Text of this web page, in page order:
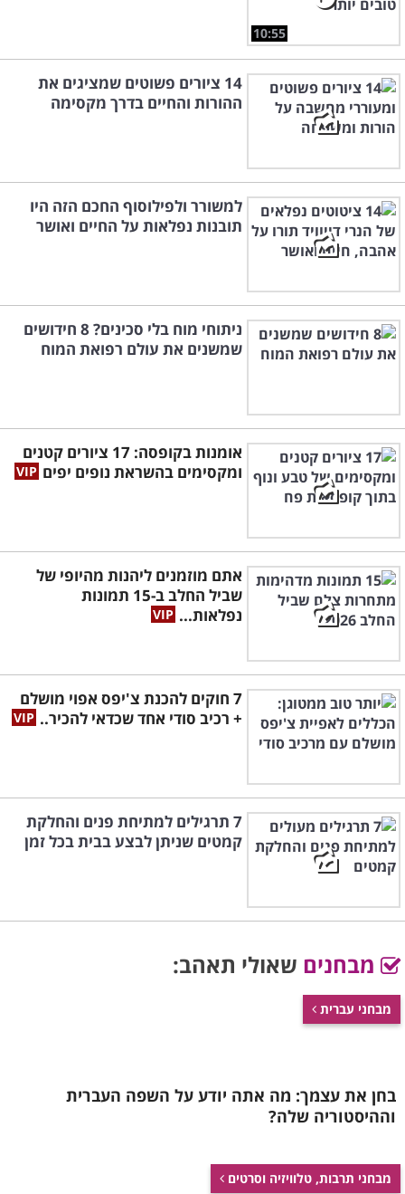
10:55
14 ציורים פשוטים שמציגים את
ההורות והחיים בדרך מקסימה
למשורר ולפילוסוף החכם הזה היו
תובנות נפלאות על החיים ואושר
ניתוחי מוח בלי סכינים? 8 חידושים
שמשנים את עולם רפואת המוח
אומנות בקופסה: 17 ציורים קטנים
ומקסימים בהשראת נופים יפים
אתם מוזמנים ליהנות מהיופי של
שביל החלב ב-15 תמונות
נפלאות...
7 חוקים להכנת צ'יפס אפוי מושלם
+ רכיב סודי אחד שכדאי להכיר..
7 תרגילים למתיחת פנים והחלקת
קמטים שניתן לבצע בבית בכל זמן
מבחנים שאולי תאהב:
מבחני עברית
בחן את עצמך: מה אתה יודע על השפה העברית
וההיסטוריה שלה?
מבחני תרבות, טלוויזיה וסרטים